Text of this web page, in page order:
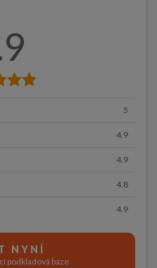
5
4.9
4.9
4.8
4.9
NYNÍ
podkladová báze